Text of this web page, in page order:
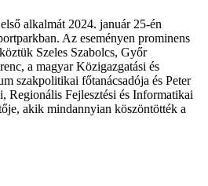
alkalmát 2024. január 25-én
Az eseményen prominens
Szeles Szabolcs, Győr
a magyar Közigazgatási és
szakpolitikai főtanácsadója és Peter
Regionális Fejlesztési és Informatikai
akik mindannyian köszöntötték a